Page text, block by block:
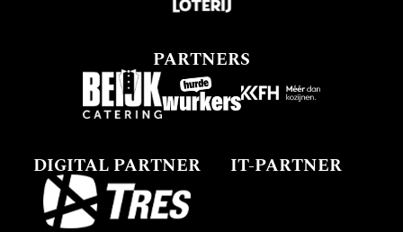
PARTNERS
DIGITAL PARTNER IT-PARTNER